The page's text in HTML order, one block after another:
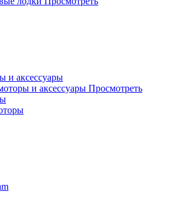
и аксессуары
и аксессуары Просмотреть